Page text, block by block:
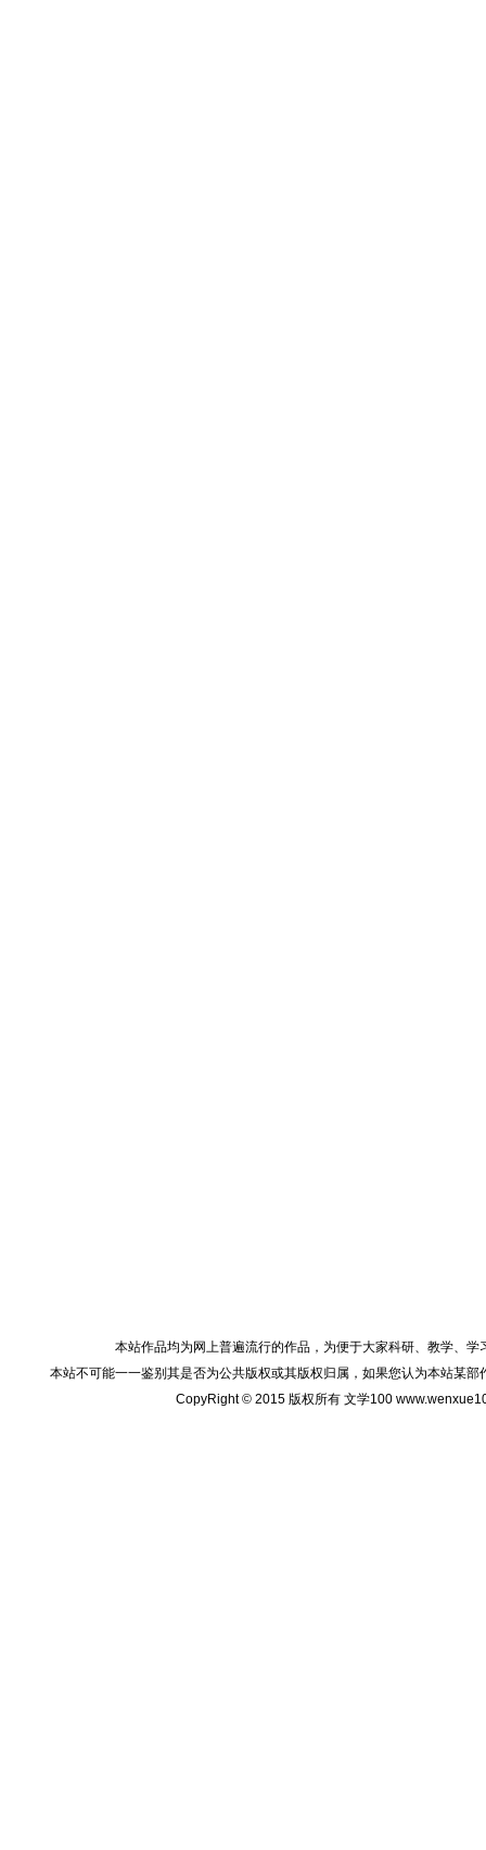
本站作品均为网上普遍流行的作品，为便于大家科研、教学、
本站不可能一一鉴别其是否为公共版权或其版权归属，如果您认为本站某
CopyRight © 2015 版权所有 文学100